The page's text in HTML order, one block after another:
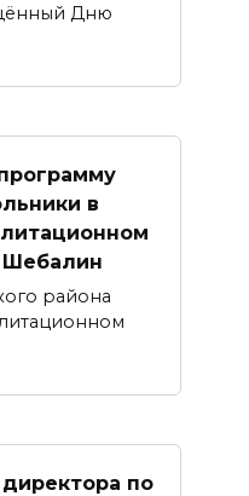
Дню
в
Шебалин
района
по